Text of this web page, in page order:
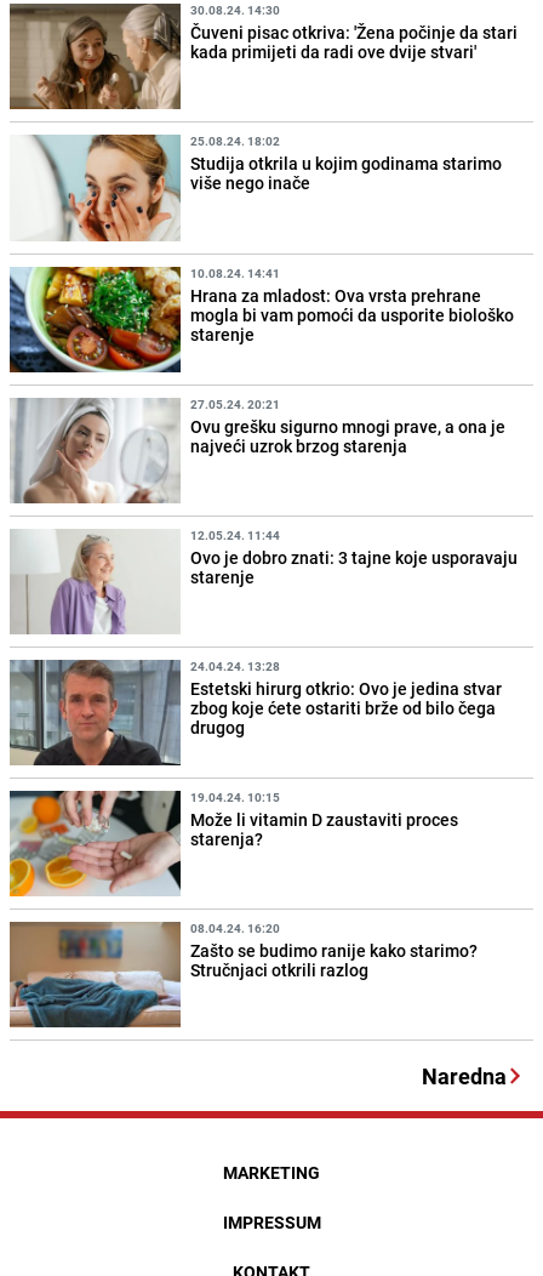
30.08.24. 14:30
Čuveni pisac otkriva: 'Žena počinje da stari
kada primijeti da radi ove dvije stvari'
25.08.24. 18:02
Studija otkrila u kojim godinama starimo
više nego inače
10.08.24. 14:41
Hrana za mladost: Ova vrsta prehrane
mogla bi vam pomoći da usporite biološko
starenje
27.05.24. 20:21
Ovu grešku sigurno mnogi prave, a ona je
najveći uzrok brzog starenja
12.05.24. 11:44
Ovo je dobro znati: 3 tajne koje usporavaju
starenje
24.04.24. 13:28
Estetski hirurg otkrio: Ovo je jedina stvar
zbog koje ćete ostariti brže od bilo čega
drugog
19.04.24. 10:15
Može li vitamin D zaustaviti proces
starenja?
08.04.24. 16:20
Zašto se budimo ranije kako starimo?
Stručnjaci otkrili razlog
Naredna
MARKETING
IMPRESSUM